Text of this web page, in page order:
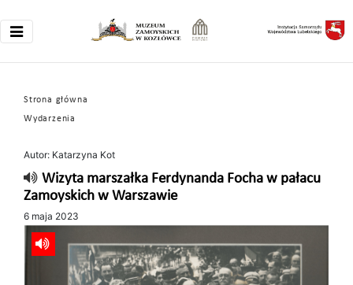
Strona główna
Wydarzenia
Autor: Katarzyna Kot
Wizyta marszałka Ferdynanda Focha w pałacu
Zamoyskich w Warszawie
6 maja 2023